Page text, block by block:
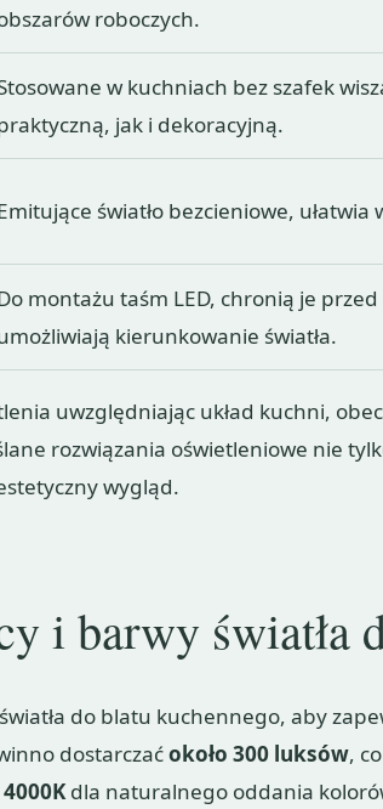
roboczych.
w kuchniach bez szafek
jak i dekoracyjną.
światło bezcieniowe,
montażu taśm LED, chronią je
kierunkowanie światła.
uwzględniając układ kuchni,
rozwiązania oświetleniowe nie
wygląd.
i barwy światła
do blatu kuchennego, aby
dostarczaćokoło 300 luksów,
dla naturalnego oddania